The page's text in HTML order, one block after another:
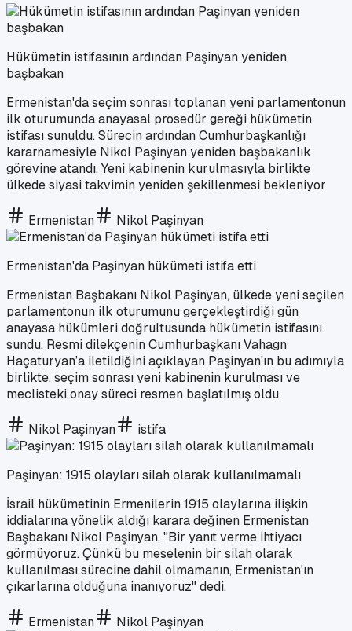
Hükümetin istifasının ardından Paşinyan yeniden
başbakan
Ermenistan'da seçim sonrası toplanan yeni parlamentonun
ilk oturumunda anayasal prosedür gereği hükümetin
istifası sunuldu. Sürecin ardından Cumhurbaşkanlığı
kararnamesiyle Nikol Paşinyan yeniden başbakanlık
görevine atandı. Yeni kabinenin kurulmasıyla birlikte
ülkede siyasi takvimin yeniden şekillenmesi bekleniyor
Ermenistan Nikol Paşinyan
Ermenistan'da Paşinyan hükümeti istifa etti
Ermenistan Başbakanı Nikol Paşinyan, ülkede yeni seçilen
parlamentonun ilk oturumunu gerçekleştirdiği gün
anayasa hükümleri doğrultusunda hükümetin istifasını
sundu. Resmi dilekçenin Cumhurbaşkanı Vahagn
Haçaturyan’a iletildiğini açıklayan Paşinyan'ın bu adımıyla
birlikte, seçim sonrası yeni kabinenin kurulması ve
meclisteki onay süreci resmen başlatılmış oldu
Nikol Paşinyan istifa
Paşinyan: 1915 olayları silah olarak kullanılmamalı
İsrail hükümetinin Ermenilerin 1915 olaylarına ilişkin
iddialarına yönelik aldığı karara değinen Ermenistan
Başbakanı Nikol Paşinyan, "Bir yanıt verme ihtiyacı
görmüyoruz. Çünkü bu meselenin bir silah olarak
kullanılması sürecine dahil olmamanın, Ermenistan'ın
çıkarlarına olduğuna inanıyoruz" dedi.
Ermenistan Nikol Paşinyan